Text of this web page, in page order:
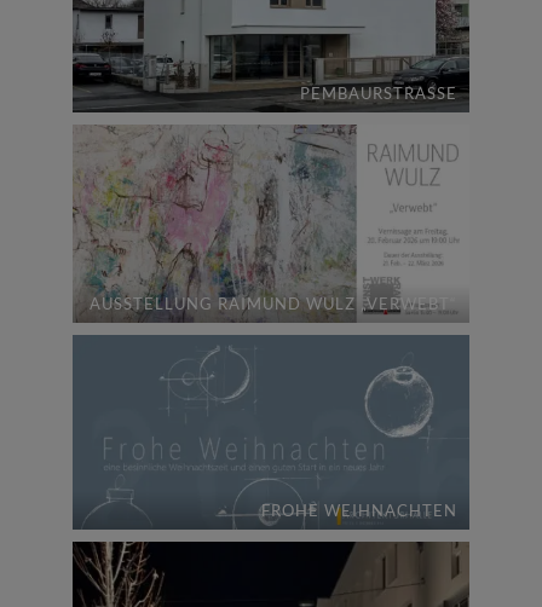
PEMBAURSTRASSE
AUSSTELLUNG RAIMUND WULZ „VERWEBT“
FROHE WEIHNACHTEN